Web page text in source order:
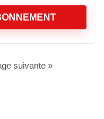
suivante »